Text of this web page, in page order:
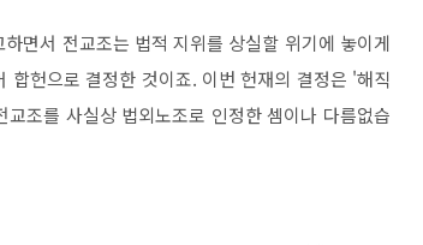
면서 전교조는 법적 지위를 상실할 위기에 놓이게
헌으로 결정한 것이죠. 이번 헌재의 결정은 '해직
조를 사실상 법외노조로 인정한 셈이나 다름없습